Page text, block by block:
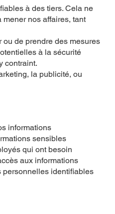
à des tiers. Cela ne
nos affaires, tant
ou de prendre des mesures
à la sécurité
contraint.
la publicité, ou
informations
sensibles
qui ont besoin
aux informations
personnelles identifiables